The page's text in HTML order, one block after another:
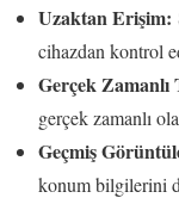
Uzaktan Erişim:
cihazdan kontrol
Gerçek Zamanlı
gerçek zamanlı
Geçmiş
konum bilgilerini